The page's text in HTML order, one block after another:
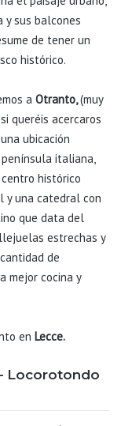
y sus balcones
de tener un
histórico.
a Otranto,(muy
queréis acercaros
ubicación
italiana,
histórico
y una catedral con
que data del
estrechas y
de
mejor cocina y
en Lecce.
Locorotondo